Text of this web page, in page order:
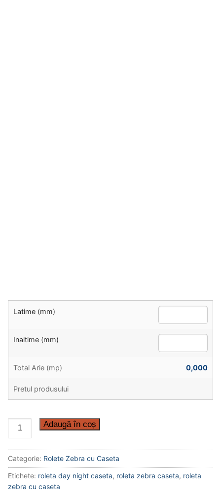
Latime (mm)
Inaltime (mm)
Total Arie (mp) 0,000
Pretul produsului
Cantitate
Roleta
Zebra
cu
Caseta
Adaugă în coș
Categorie: Rolete Zebra cu Caseta
Etichete: roleta day night caseta, roleta zebra caseta, roleta
zebra cu caseta